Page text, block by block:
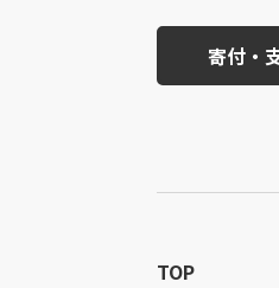
寄付・
TOP